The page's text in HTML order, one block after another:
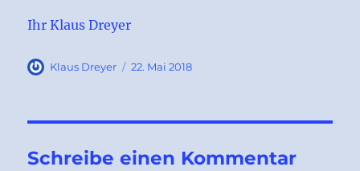
Ihr Klaus Dreyer
Autor
Klaus Dreyer
Veröffentlicht
22. Mai 2018
Schreibe einen Kommentar